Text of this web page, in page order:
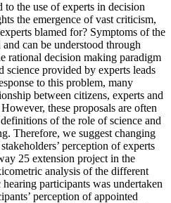
to the use of experts in decision
the emergence of vast criticism,
blamed for? Symptoms of the
can be understood through
rational decision making paradigm
science provided by experts leads
to this problem, many
between citizens, experts and
these proposals are often
of the role of science and
Therefore, we suggest changing
perception of experts
25 extension project in the
analysis of the different
participants was undertaken
perception of appointed